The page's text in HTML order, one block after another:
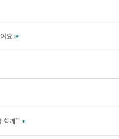
여요
함께”